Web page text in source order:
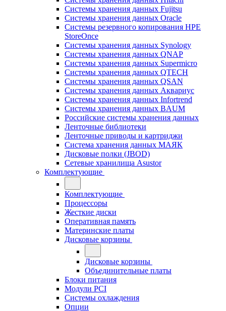
Системы хранения данных Fujitsu
Системы хранения данных Oracle
Системы резервного копирования HPE
StoreOnce
Системы хранения данных Synology
Системы хранения данных QNAP
Системы хранения данных Supermicro
Системы хранения данных QTECH
Системы хранения данных QSAN
Системы хранения данных Аквариус
Системы хранения данных Infortrend
Системы хранения данных BAUM
Российские системы хранения данных
Ленточные библиотеки
Ленточные приводы и картриджи
Система хранения данных МАЯК
Дисковые полки (JBOD)
Сетевые хранилища Asustor
Комплектующие
Комплектующие
Процессоры
Жесткие диски
Оперативная память
Материнские платы
Дисковые корзины
Дисковые корзины
Объединительные платы
Блоки питания
Модули PCI
Системы охлаждения
Опции